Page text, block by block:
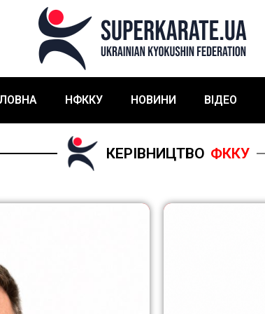
НФККУ НОВИНИ ВІДЕО
КЕРІВНИЦТВО ФККУ